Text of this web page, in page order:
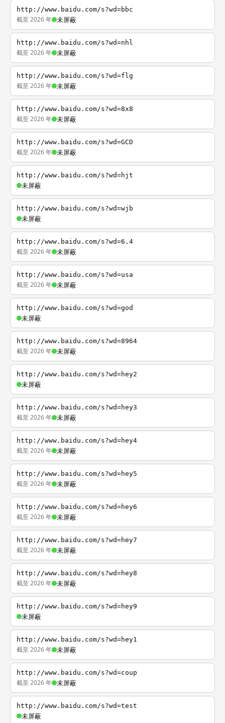
http://www.baidu.com/s?wd=bbc
截至 2026 年 未屏蔽
http://www.baidu.com/s?wd=nhl
截至 2026 年 未屏蔽
http://www.baidu.com/s?wd=flg
截至 2026 年 未屏蔽
http://www.baidu.com/s?wd=8x8
截至 2026 年 未屏蔽
http://www.baidu.com/s?wd=GCD
截至 2026 年 未屏蔽
http://www.baidu.com/s?wd=hjt
未屏蔽
http://www.baidu.com/s?wd=wjb
未屏蔽
http://www.baidu.com/s?wd=6.4
截至 2026 年 未屏蔽
http://www.baidu.com/s?wd=usa
截至 2026 年 未屏蔽
http://www.baidu.com/s?wd=god
未屏蔽
http://www.baidu.com/s?wd=8964
截至 2026 年 未屏蔽
http://www.baidu.com/s?wd=hey2
未屏蔽
http://www.baidu.com/s?wd=hey3
截至 2026 年 未屏蔽
http://www.baidu.com/s?wd=hey4
截至 2026 年 未屏蔽
http://www.baidu.com/s?wd=hey5
截至 2026 年 未屏蔽
http://www.baidu.com/s?wd=hey6
截至 2026 年 未屏蔽
http://www.baidu.com/s?wd=hey7
截至 2026 年 未屏蔽
http://www.baidu.com/s?wd=hey8
截至 2026 年 未屏蔽
http://www.baidu.com/s?wd=hey9
未屏蔽
http://www.baidu.com/s?wd=hey1
截至 2026 年 未屏蔽
http://www.baidu.com/s?wd=coup
截至 2026 年 未屏蔽
http://www.baidu.com/s?wd=test
未屏蔽